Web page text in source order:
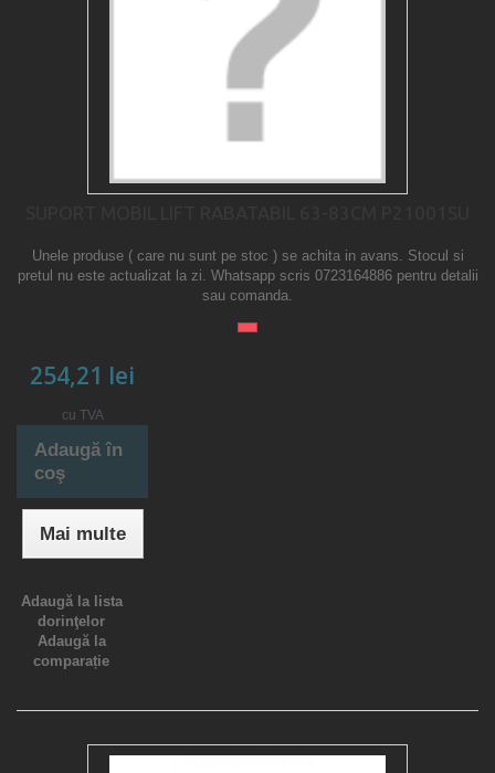
Unele produse ( care nu sunt pe stoc ) se achita in avans. Stocul si
pretul nu este actualizat la zi. Whatsapp scris 0723164886 pentru detalii
sau comanda.
254,21 lei
cu TVA
Adaugă în
coş
Mai multe
Adaugă la lista
dorinţelor
Adaugă la
comparație